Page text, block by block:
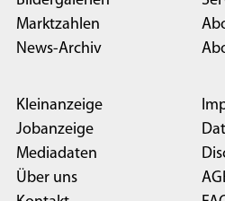
Marktzahlen
News-Archiv
Kleinanzeige
Jobanzeige
Mediadaten
Über uns